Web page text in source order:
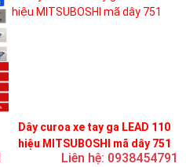
Dây curoa xe tay ga LEAD 110
hiệu MITSUBOSHI mã dây 751
Liên hệ: 0938454791